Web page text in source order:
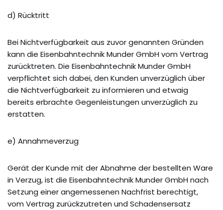
d) Rücktritt
Bei Nichtverfügbarkeit aus zuvor genannten Gründen
kann die Eisenbahntechnik Munder GmbH vom Vertrag
zurücktreten. Die Eisenbahntechnik Munder GmbH
verpflichtet sich dabei, den Kunden unverzüglich über
die Nichtverfügbarkeit zu informieren und etwaig
bereits erbrachte Gegenleistungen unverzüglich zu
erstatten.
e) Annahmeverzug
Gerät der Kunde mit der Abnahme der bestellten Ware
in Verzug, ist die Eisenbahntechnik Munder GmbH nach
Setzung einer angemessenen Nachfrist berechtigt,
vom Vertrag zurückzutreten und Schadensersatz